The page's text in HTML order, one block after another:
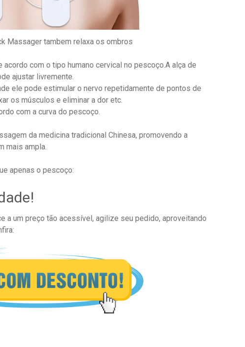
Massager tambem relaxa os ombros
com o tipo humano cervical no pescoço.A alça de
ajustar livremente.
ele pode estimular o nervo repetidamente de pontos de
os músculos e eliminar a dor etc.
com a curva do pescoço.
da medicina tradicional Chinesa, promovendo a
mais ampla.
apenas o pescoço:
a um preço tão acessível, agilize seu pedido, aproveitando